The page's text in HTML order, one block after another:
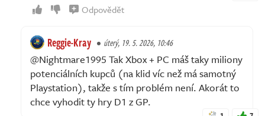
Odpovědět
Reggie-Kray úterý, 19. 5. 2026, 10:46
@Nightmare1995 Tak Xbox + PC máš taky miliony
potenciálních kupců (na klid víc než má samotný
Playstation), takže s tím problém není. Akorát to
chce vyhodit ty hry D1 z GP.